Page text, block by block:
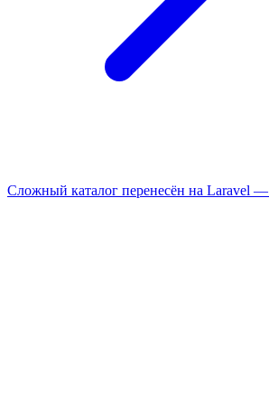
Сложный каталог перенесён на Laravel —